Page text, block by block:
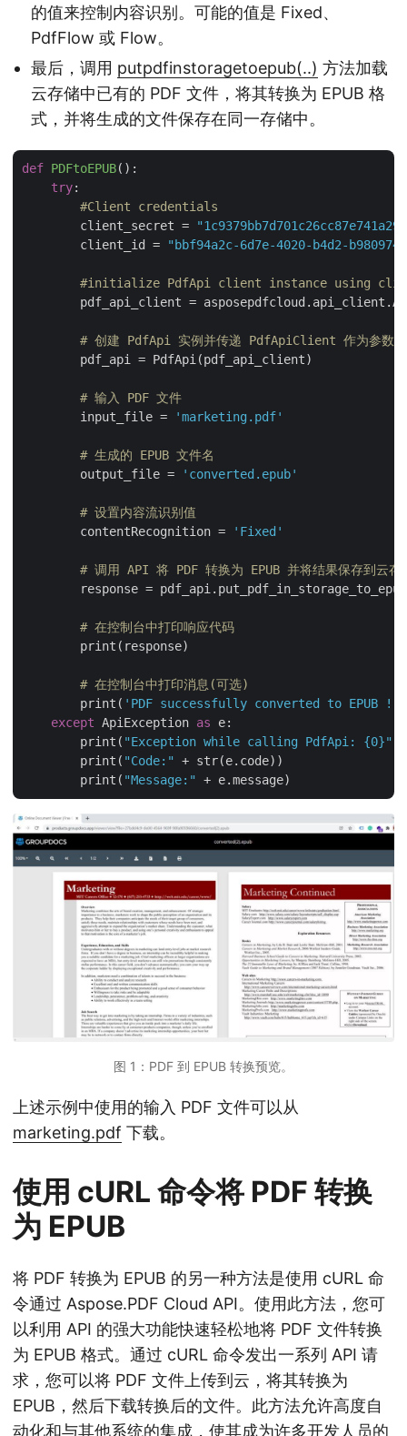
的值来控制内容识别。可能的值是 Fixed、
PdfFlow 或 Flow。
最后，调用 putpdfinstoragetoepub(..) 方法加载
云存储中已有的 PDF 文件，将其转换为 EPUB 格
式，并将生成的文件保存在同一存储中。
def PDFtoEPUB():
try:
#Client credentials
        client_secret =
        client_id =
"bbf94a2c-6d7e-4020-b4d2-
#initialize PdfApi client instance using
pdf_api_client =
# 创建 PdfApi 实例并传递 PdfApiClient 作为参数
        pdf_api = PdfApi(pdf_api_client)
# 输入 PDF 文件
        input_file =
'marketing.pdf'
# 生成的 EPUB 文件名
        output_file =
'converted.epub'
# 设置内容流识别值
        contentRecognition =
'Fixed'
# 调用 API 将 PDF 转换为 EPUB 并将结果保存到云存
response =
# 在控制台中打印响应代码
        print(response)
# 在控制台中打印消息(可选)
        print(
'PDF successfully converted to EPUB !'
except ApiException as e:
        print(
"Exception while calling PdfApi: {0}"
        print(
"Code:"
+ str(e.code))
        print(
"Message:"
图 1：PDF 到 EPUB 转换预览。
上述示例中使用的输入 PDF 文件可以从
marketing.pdf 下载。
使用 cURL 命令将 PDF 转换
为 EPUB
将 PDF 转换为 EPUB 的另一种方法是使用 cURL 命
令通过 Aspose.PDF Cloud API。使用此方法，您可
以利用 API 的强大功能快速轻松地将 PDF 文件转换
为 EPUB 格式。通过 cURL 命令发出一系列 API 请
求，您可以将 PDF 文件上传到云，将其转换为
EPUB，然后下载转换后的文件。此方法允许高度自
动化和与其他系统的集成，使其成为许多开发人员的